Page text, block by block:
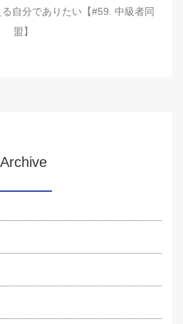
自分でありたい【#59. 中級者同
盟】
Archive